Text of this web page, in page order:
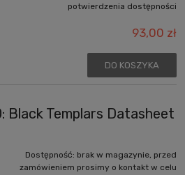
potwierdzenia dostępności
93,00 zł
DO KOSZYKA
Black Templars Datasheet
Dostępność: brak w magazynie, przed
zamówieniem prosimy o kontakt w celu